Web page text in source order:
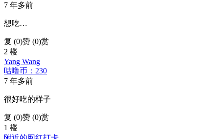
7 年多前
想吃…
复 (0)赞 (0)赏
2 楼
Yang Wang
咕噜币：230
7 年多前
很好吃的样子
复 (0)赞 (0)赏
1 楼